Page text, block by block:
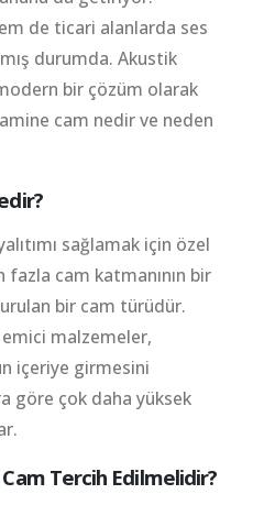
de ticari alanlarda ses
durumda. Akustik
bir çözüm olarak
cam nedir ve neden
sağlamak için özel
cam katmanının bir
bir cam türüdür.
malzemeler,
içeriye girmesini
göre çok daha yüksek
Tercih Edilmelidir?